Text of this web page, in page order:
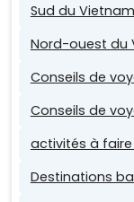
Sud du Vietnam
Nord-ouest du
Conseils de
Conseils de
activités à
Destinations